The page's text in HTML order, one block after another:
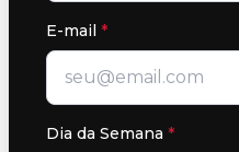
E-mail *
Dia da Semana *